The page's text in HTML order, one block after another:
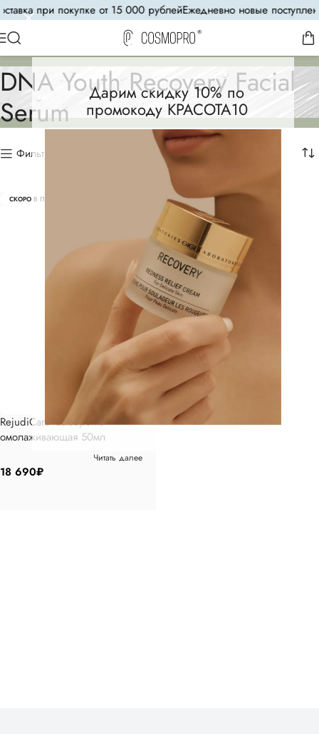
Дарим скидку 10% по
промокоду КРАСОТА10
при покупке от 15 000 рублейЕжедневно новые
DNA Youth Recovery Facial
Serum
Фильтр
СКОРО В ПРОДАЖЕ
RejudiCare Сыворотка
омолаживающая 50мл
18 690₽
Читать далее